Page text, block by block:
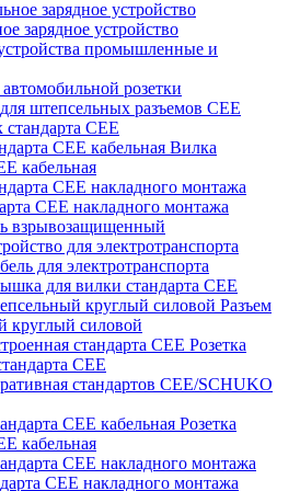
зарядное устройство
промышленные и
розетки
штепсельных разъемов CEE
стандарта CEE
Вилка
кабельная
CEE накладного монтажа
взрывозащищенный
для электротранспорта
для электротранспорта
для вилки стандарта CEE
Разъем
круглый силовой
Розетка
CEE
стандартов CEE/SCHUKO
Розетка
кабельная
СЕЕ накладного монтажа